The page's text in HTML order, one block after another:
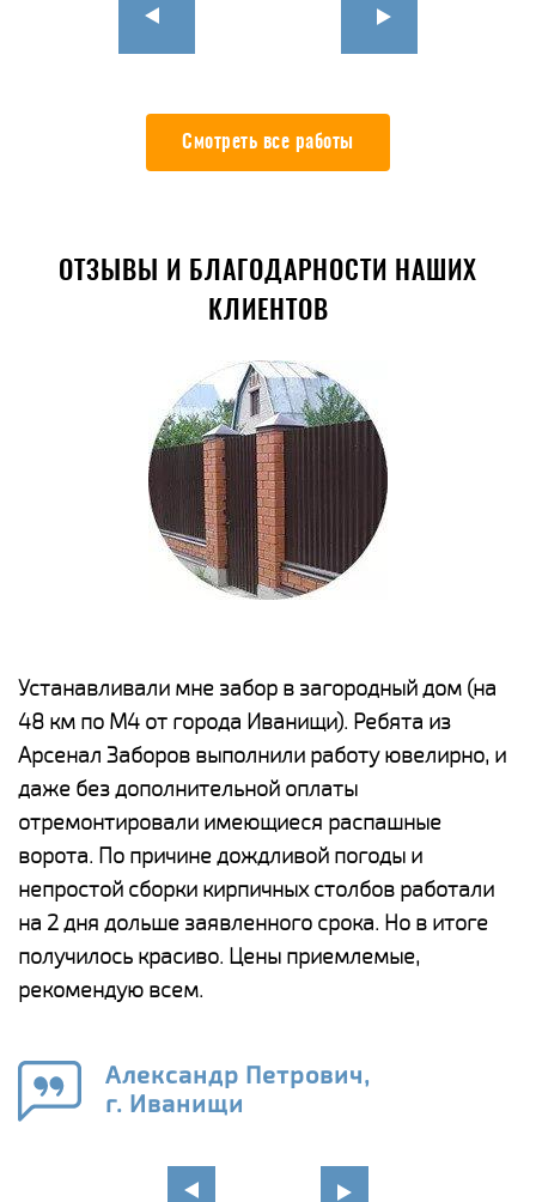
Смотреть все работы
ОТЗЫВЫ И БЛАГОДАРНОСТИ НАШИХ
КЛИЕНТОВ
Устанавливали мне забор в загородный дом (на
48 км по М4 от города Иванищи). Ребята из
Арсенал Заборов выполнили работу ювелирно, и
даже без дополнительной оплаты
отремонтировали имеющиеся распашные
ворота. По причине дождливой погоды и
непростой сборки кирпичных столбов работали
на 2 дня дольше заявленного срока. Но в итоге
получилось красиво. Цены приемлемые,
рекомендую всем.
Александр Петрович,
г. Иванищи